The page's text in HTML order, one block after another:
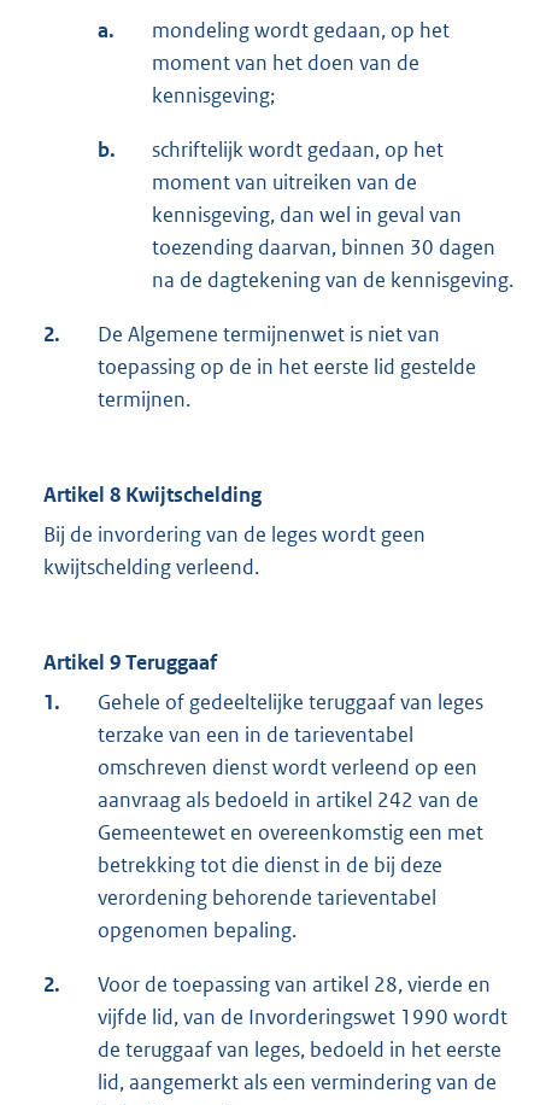
a.
mondeling wordt gedaan, op het
moment van het doen van de
kennisgeving;
b.
schriftelijk wordt gedaan, op het
moment van uitreiken van de
kennisgeving, dan wel in geval van
toezending daarvan, binnen 30 dagen
na de dagtekening van de kennisgeving.
2.
De Algemene termijnenwet is niet van
toepassing op de in het eerste lid gestelde
termijnen.
Artikel 8 Kwijtschelding
Bij de invordering van de leges wordt geen
kwijtschelding verleend.
Artikel 9 Teruggaaf
1.
Gehele of gedeeltelijke teruggaaf van leges
terzake van een in de tarieventabel
omschreven dienst wordt verleend op een
aanvraag als bedoeld in artikel 242 van de
Gemeentewet en overeenkomstig een met
betrekking tot die dienst in de bij deze
verordening behorende tarieventabel
opgenomen bepaling.
2.
Voor de toepassing van artikel 28, vierde en
vijfde lid, van de Invorderingswet 1990 wordt
de teruggaaf van leges, bedoeld in het eerste
lid, aangemerkt als een vermindering van de